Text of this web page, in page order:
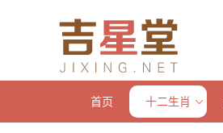
首页 十二生肖